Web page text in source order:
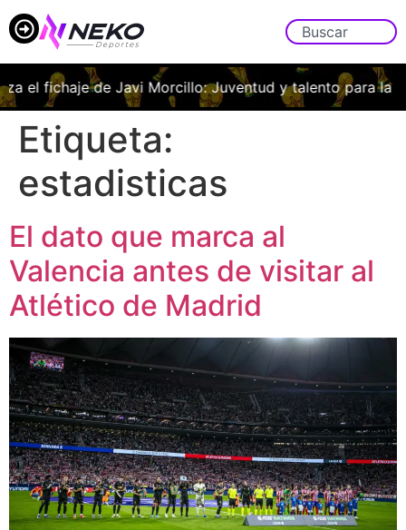
el fichaje de Javi Morcillo: Juventud y talento para la
Etiqueta:
estadisticas
El dato que marca al
Valencia antes de visitar al
Atlético de Madrid